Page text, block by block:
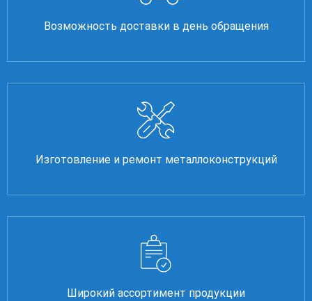
Возможность доставки в день обращения
Изготовление и ремонт металлоконструкций
Широкий ассортимент продукции